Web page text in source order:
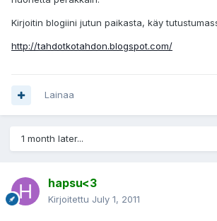
Kirjoitin blogiini jutun paikasta, käy
http://tahdotkotahdon.blogspot.com/
Lainaa
1 month later...
hapsu<3
Kirjoitettu July 1, 2011